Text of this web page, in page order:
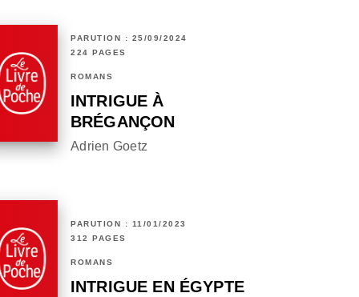
PARUTION : 25/09/2024
224 PAGES
ROMANS
INTRIGUE À
BRÉGANÇON
Adrien Goetz
PARUTION : 11/01/2023
312 PAGES
ROMANS
INTRIGUE EN ÉGYPTE